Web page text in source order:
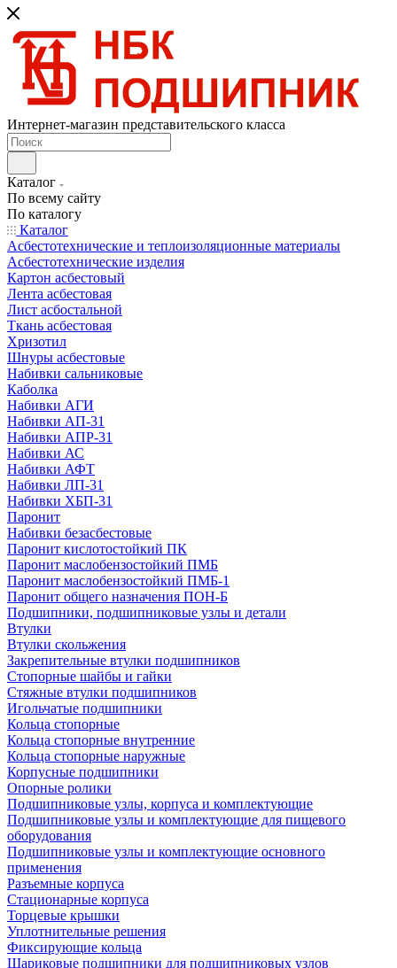
Интернет-магазин представительского класса
Каталог
По всему сайту
По каталогу
Каталог
Асбестотехнические и теплоизоляционные материалы
Асбестотехнические изделия
Картон асбестовый
Лента асбестовая
Лист асбостальной
Ткань асбестовая
Хризотил
Шнуры асбестовые
Набивки сальниковые
Каболка
Набивки АГИ
Набивки АП-31
Набивки АПР-31
Набивки АС
Набивки АФТ
Набивки ЛП-31
Набивки ХБП-31
Паронит
Набивки безасбестовые
Паронит кислотостойкий ПК
Паронит маслобензостойкий ПМБ
Паронит маслобензостойкий ПМБ-1
Паронит общего назначения ПОН-Б
Подшипники, подшипниковые узлы и детали
Втулки
Втулки скольжения
Закрепительные втулки подшипников
Стопорные шайбы и гайки
Стяжные втулки подшипников
Игольчатые подшипники
Кольца стопорные
Кольца стопорные внутренние
Кольца стопорные наружные
Корпусные подшипники
Опорные ролики
Подшипниковые узлы, корпуса и комплектующие
Подшипниковые узлы и комплектующие для пищевого
оборудования
Подшипниковые узлы и комплектующие основного
применения
Разъемные корпуса
Стационарные корпуса
Торцевые крышки
Уплотнительные решения
Фиксирующие кольца
Шариковые подшипники для подшипниковых узлов